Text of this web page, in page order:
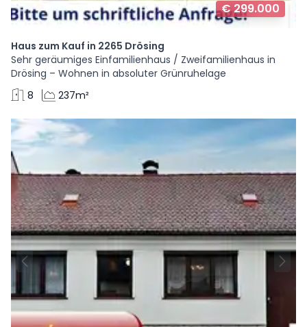
€ 299.000
Haus zum Kauf in 2265 Drösing
Sehr geräumiges Einfamilienhaus / Zweifamilienhaus in
Drösing – Wohnen in absoluter Grünruhelage
8
237m²